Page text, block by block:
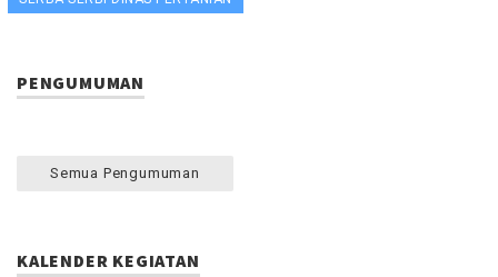
PENGUMUMAN
Semua Pengumuman
KALENDER KEGIATAN